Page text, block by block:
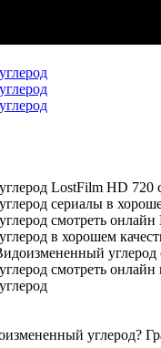
LostFilm HD 720
сериалы в
смотреть онлайн
в хорошем
углерод
смотреть онлайн
углерод?